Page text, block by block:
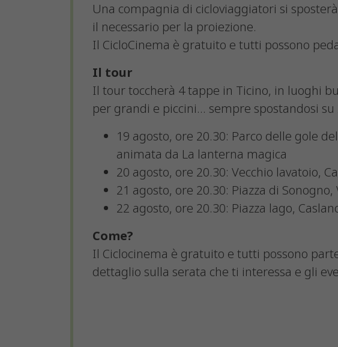
Una compagnia di cicloviaggiatori si
il necessario per la proiezione.
Il CicloCinema è gratuito e tutti possono
Il tour
Il tour toccherà 4 tappe in Ticino, in luoghi
per grandi e piccini… sempre spostandosi su
19 agosto, ore 20.30: Parco delle gole
animata da La lanterna magica
20 agosto, ore 20.30: Vecchio lavatoio,
21 agosto, ore 20.30: Piazza di Sonogno,
22 agosto, ore 20.30: Piazza lago,
Come?
Il Ciclocinema è gratuito e tutti possono
dettaglio sulla serata che ti interessa e gli